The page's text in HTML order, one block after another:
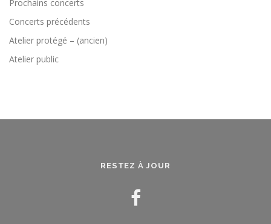
Prochains concerts
Concerts précédents
Atelier protégé – (ancien)
Atelier public
RESTEZ À JOUR